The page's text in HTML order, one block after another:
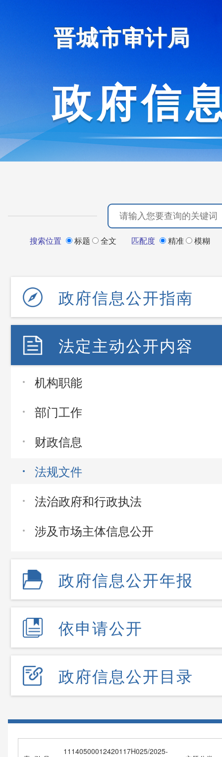
晋城市审计局
政府信
搜索位置 标题 全文 匹配度 精准 模糊
政府信息公开指南
法定主动公开内容
机构职能
部门工作
财政信息
法规文件
法治政府和行政执法
涉及市场主体信息公开
政府信息公开年报
依申请公开
政府信息公开目录
11140500012420117H025/2025-